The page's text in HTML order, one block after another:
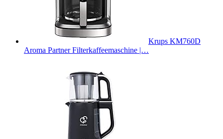
Krups KM760D
Aroma Partner Filterkaffeemaschine |…